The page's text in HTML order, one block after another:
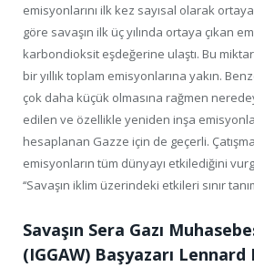
emisyonlarını ilk kez sayısal olarak
göre savaşın ilk üç yılında ortaya çıkan
karbondioksit eşdeğerine ulaştı. Bu
bir yıllık toplam emisyonlarına yakın.
çok daha küçük olmasına rağmen
edilen ve özellikle yeniden inşa
hesaplanan Gazze için de geçerli.
emisyonların tüm dünyayı etkilediğini
‘‘Savaşın iklim üzerindeki etkileri sınır
Savaşın Sera Gazı
(IGGAW) Başyazarı Lennard